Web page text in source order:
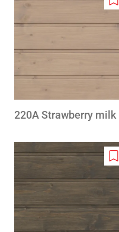
220A Strawberry milk